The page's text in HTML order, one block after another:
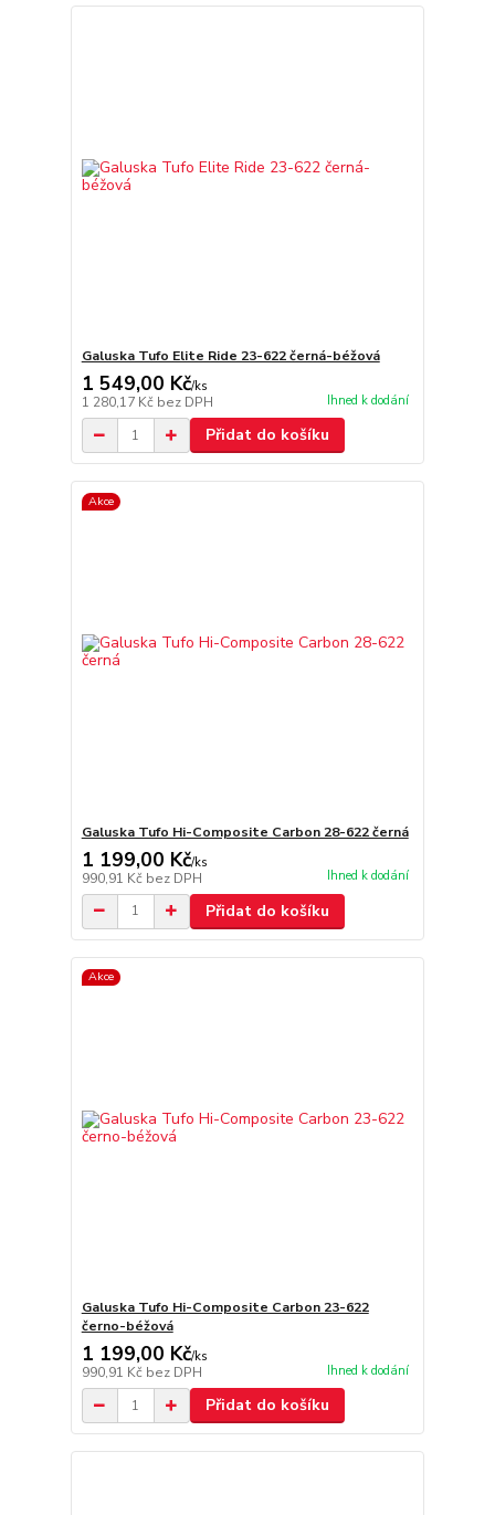
Galuska Tufo Elite Ride 23-622 černá-béžová
1 549,00 Kč/ks
1 280,17 Kč bez DPH Ihned k dodání
Přidat do košíku
Akce
Galuska Tufo Hi-Composite Carbon 28-622 černá
1 199,00 Kč/ks
990,91 Kč bez DPH Ihned k dodání
Přidat do košíku
Akce
Galuska Tufo Hi-Composite Carbon 23-622
černo-béžová
1 199,00 Kč/ks
990,91 Kč bez DPH Ihned k dodání
Přidat do košíku